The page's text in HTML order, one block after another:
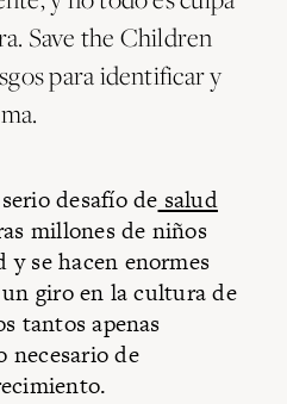
Save the Children
para identificar y
desafío de salud
millones de niños
y se hacen enormes
giro en la cultura de
tantos apenas
necesario de